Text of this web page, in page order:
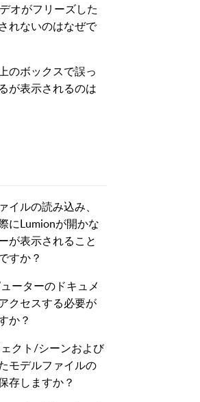
オがフリーズした
れないのはなぜで
のボックスで誤っ
が表示されるのは
イルの読み込み、
にLumionが開かな
が表示されること
すか？
ーターのドキュメ
クセスする必要が
か？
クト/シーンおよび
モデルファイルの
存しますか？